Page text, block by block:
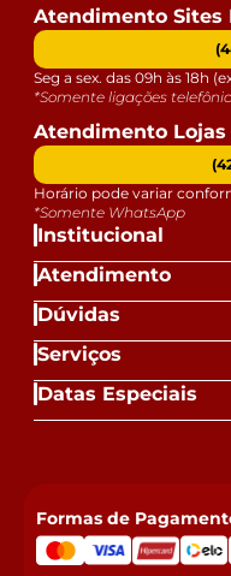
Institucional
Atendimento
Dúvidas
Serviços
Datas Especiais
Atendimento Sites
Seg a sex. das 09h às 18h
*Somente ligações
Atendimento Lojas
Horário pode variar
*Somente WhatsApp
Formas de